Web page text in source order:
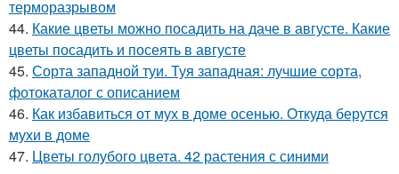
терморазрывом
44. Какие цветы можно посадить на даче в августе. Какие
цветы посадить и посеять в августе
45. Сорта западной туи. Туя западная: лучшие сорта,
фотокаталог с описанием
46. Как избавиться от мух в доме осенью. Откуда берутся
мухи в доме
47. Цветы голубого цвета. 42 растения с синими